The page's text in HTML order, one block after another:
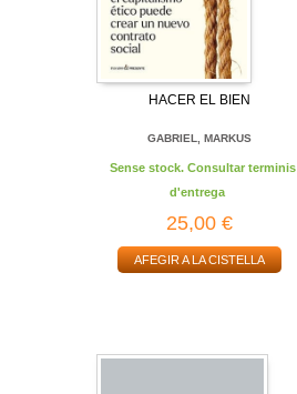
HACER EL BIEN
GABRIEL, MARKUS
Sense stock. Consultar terminis
d'entrega
25,00 €
AFEGIR A LA CISTELLA